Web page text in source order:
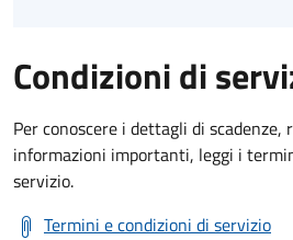
Condizioni di
Per conoscere i dettagli di
informazioni importanti, leggi i
servizio.
Termini e condizioni di servizio